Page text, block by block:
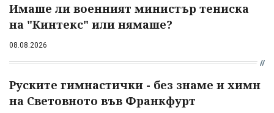
Имаше ли военният министър тениска
на "Кинтекс" или нямаше?
08.08.2026
Руските гимнастички - без знаме и химн
на Световното във Франкфурт